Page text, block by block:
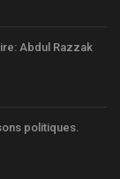
Abdul Razzak
politiques.